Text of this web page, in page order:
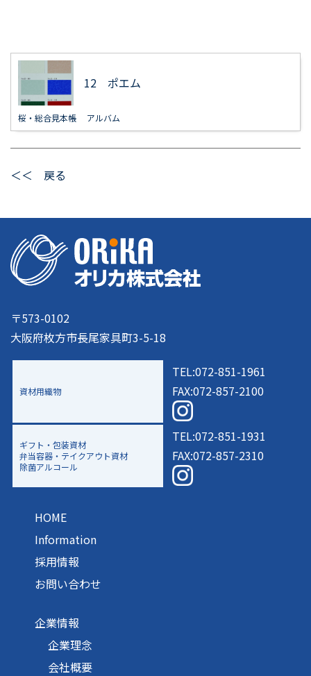
12 ポエム
桜・総合見本帳 アルバム
＜＜ 戻る
〒573-0102
大阪府枚方市長尾家具町3-5-18
資材用織物
TEL:072-851-1961
FAX:072-857-2100
ギフト・包装資材
弁当容器・テイクアウト資材
除菌アルコール
TEL:072-851-1931
FAX:072-857-2310
HOME
Information
採用情報
お問い合わせ
企業情報
企業理念
会社概要